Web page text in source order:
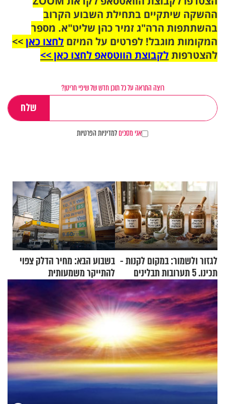
ההשקה שיתקיים בתחילת השבוע הקרוב
בהשתתפות הרה"ג זמיר כהן שליט"א. מספר
המקומות מוגבל! לפרטים על המיזם לחצו כאן>>
להצטרפותלקבוצת הווטסאפ לחצו כאן >>
רוצה התראה על כל תוכן חדש של שיפי חריטן?
אני מסכיםלמדיניות הפרטיות
לגזור ולשמור: במקום לקנות -
תכינו. 5 תערובות תבלינים
שמתאימות להכל
בשבוע הבא: מחיר הדלק צפוי
להתייקר משמעותית